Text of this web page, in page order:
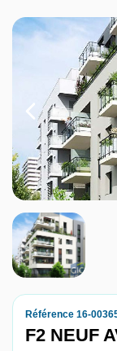
Louer
Estimer
Nos
Nos
Nous
Nous
Référence 16-
F2 NEUF